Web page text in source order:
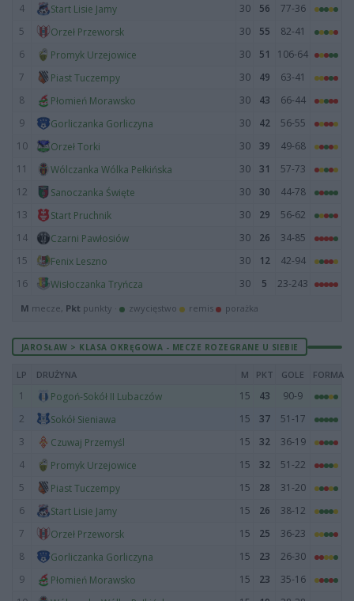
4
Start Lisie Jamy 30 56
77-36
5
Orzeł Przeworsk 30 55
82-41
6
Promyk Urzejowice 30 51
106-64
7
Piast Tuczempy 30 49
63-41
8
Płomień Morawsko 30 43
66-44
9
Gorliczanka Gorliczyna 30 42
56-55
10
Orzeł Torki 30 39
49-68
11
Wólczanka Wólka Pełkińska 30 31
57-73
12
Sanoczanka Święte 30 30
44-78
13
Start Pruchnik 30 29
56-62
14
Czarni Pawłosiów 30 26
34-85
15
Fenix Leszno 30 12
42-94
16
Wisłoczanka Tryńcza 30 5 23-243
M mecze, Pkt punkty · zwycięstwo remis porażka
JAROSŁAW > KLASA OKRĘGOWA - MECZE ROZEGRANE U SIEBIE
LP DRUŻYNA M PKT GOLE FORMA
1 Pogoń-Sokół II Lubaczów 15 43
90-9
2
Sokół Sieniawa 15 37
51-17
3
Czuwaj Przemyśl 15 32
36-19
4
Promyk Urzejowice 15 32
51-22
5
Piast Tuczempy 15 28
31-20
6
Start Lisie Jamy 15 26
38-12
7
Orzeł Przeworsk 15 25
36-23
8
Gorliczanka Gorliczyna 15 23
26-30
9
Płomień Morawsko 15 23
35-16